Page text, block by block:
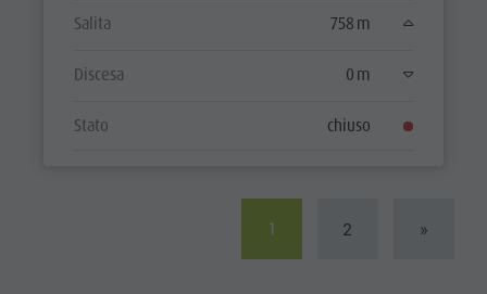
Salita 758 m
Discesa 0 m
Stato chiuso
1 2 »